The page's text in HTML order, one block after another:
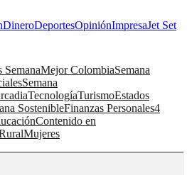
DineroDeportesOpiniónImpresaJet Set
SemanaMejor ColombiaSemana
Semana
TecnologíaTurismoEstados
SostenibleFinanzas Personales4
Contenido en
Mujeres